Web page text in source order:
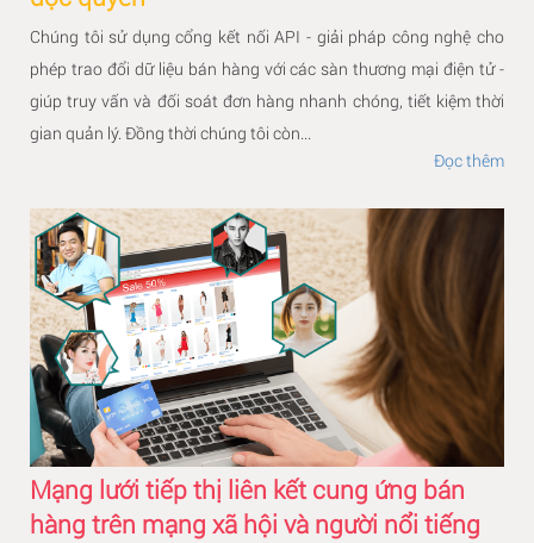
Chúng tôi sử dụng cổng kết nối API - giải pháp công nghệ cho
phép trao đổi dữ liệu bán hàng với các sàn thương mại điện tử -
giúp truy vấn và đối soát đơn hàng nhanh chóng, tiết kiệm thời
gian quản lý. Đồng thời chúng tôi còn...
Đọc thêm
Mạng lưới tiếp thị liên kết cung ứng bán
hàng trên mạng xã hội và người nổi tiếng